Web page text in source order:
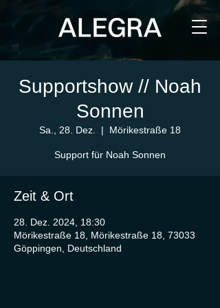
Supportshow // Noah
Sonnen
Sa., 28. Dez.
  |
Mörikestraße 18
Support für Noah Sonnen
Zeit & Ort
28. Dez. 2024, 18:30
Mörikestraße 18, Mörikestraße 18, 73033
Göppingen, Deutschland